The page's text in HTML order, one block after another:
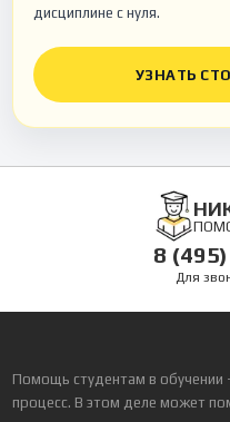
дисциплине с нуля.
УЗНАТЬ
8
Для
Помощь студентам в обучении
процесс. В этом деле может